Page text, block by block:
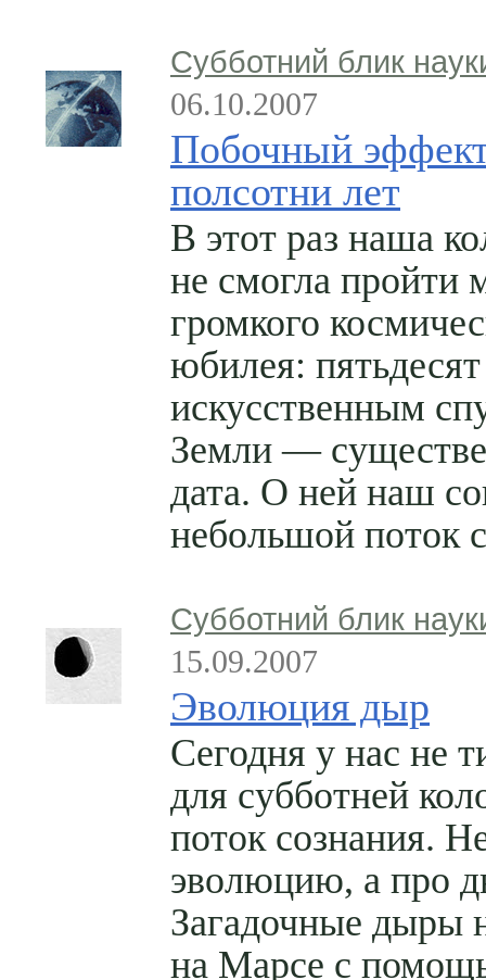
Субботний блик
06.10.2007
Побочный
полсотни лет
В этот раз наша
не смогла пройти
громкого
юбилея:
искусственным
Земли —
дата. О ней наш
небольшой поток
Субботний блик
15.09.2007
Эволюция дыр
Сегодня у нас не
для субботней
поток сознания.
эволюцию, а про
Загадочные дыры
на Марсе с